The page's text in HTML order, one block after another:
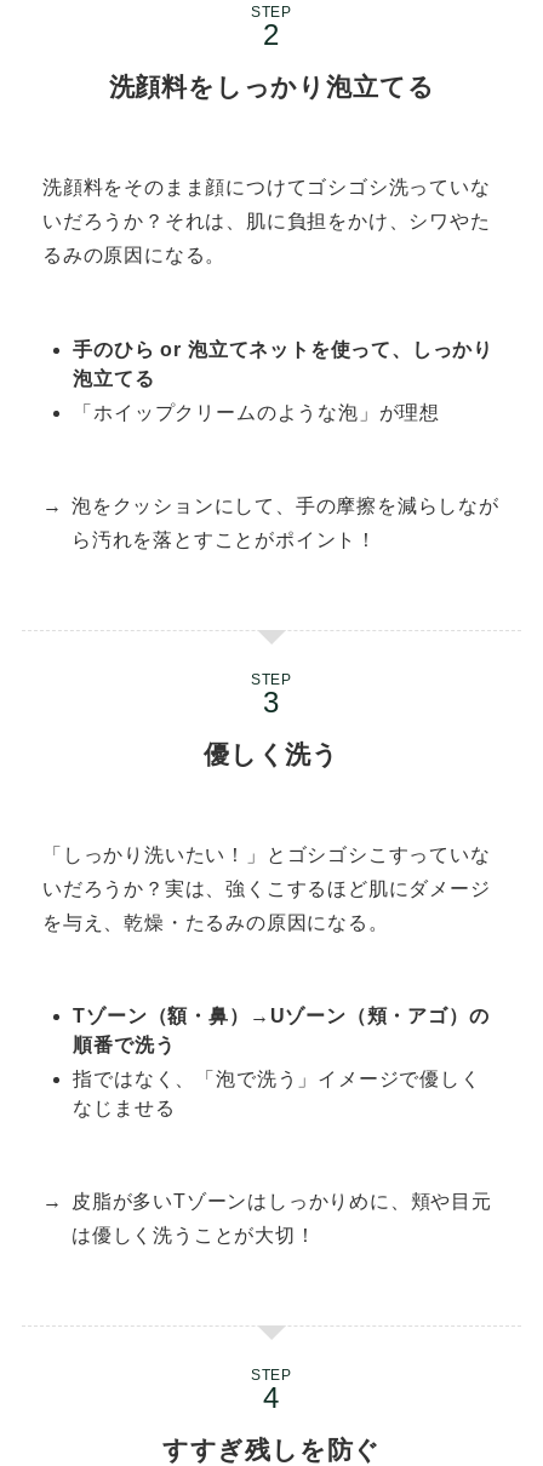
STEP
洗顔料をしっかり泡立てる
洗顔料をそのまま顔につけてゴシゴシ洗っていな
いだろうか？それは、肌に負担をかけ、シワやた
るみの原因になる。
手のひら or 泡立てネットを使って、しっかり
泡立てる
「ホイップクリームのような泡」が理想
泡をクッションにして、手の摩擦を減らしなが
ら汚れを落とすことがポイント！
STEP
優しく洗う
「しっかり洗いたい！」とゴシゴシこすっていな
いだろうか？実は、強くこするほど肌にダメージ
を与え、乾燥・たるみの原因になる。
Tゾーン（額・鼻）→Uゾーン（頬・アゴ）の
順番で洗う
指ではなく、「泡で洗う」イメージで優しく
なじませる
皮脂が多いTゾーンはしっかりめに、頬や目元
は優しく洗うことが大切！
STEP
すすぎ残しを防ぐ